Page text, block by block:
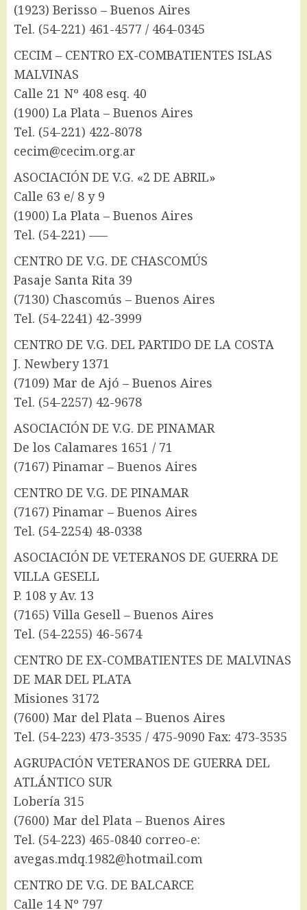
(1923) Berisso – Buenos Aires
Tel. (54-221) 461-4577 / 464-0345
CECIM – CENTRO EX-COMBATIENTES ISLAS
MALVINAS
Calle 21 Nº 408 esq. 40
(1900) La Plata – Buenos Aires
Tel. (54-221) 422-8078
cecim@cecim.org.ar
ASOCIACIÓN DE V.G. «2 DE ABRIL»
Calle 63 e/ 8 y 9
(1900) La Plata – Buenos Aires
Tel. (54-221) —–
CENTRO DE V.G. DE CHASCOMÚS
Pasaje Santa Rita 39
(7130) Chascomús – Buenos Aires
Tel. (54-2241) 42-3999
CENTRO DE V.G. DEL PARTIDO DE LA COSTA
J. Newbery 1371
(7109) Mar de Ajó – Buenos Aires
Tel. (54-2257) 42-9678
ASOCIACIÓN DE V.G. DE PINAMAR
De los Calamares 1651 / 71
(7167) Pinamar – Buenos Aires
CENTRO DE V.G. DE PINAMAR
(7167) Pinamar – Buenos Aires
Tel. (54-2254) 48-0338
ASOCIACIÓN DE VETERANOS DE GUERRA DE
VILLA GESELL
P. 108 y Av. 13
(7165) Villa Gesell – Buenos Aires
Tel. (54-2255) 46-5674
CENTRO DE EX-COMBATIENTES DE MALVINAS
DE MAR DEL PLATA
Misiones 3172
(7600) Mar del Plata – Buenos Aires
Tel. (54-223) 473-3535 / 475-9090 Fax: 473-3535
AGRUPACIÓN VETERANOS DE GUERRA DEL
ATLÁNTICO SUR
Lobería 315
(7600) Mar del Plata – Buenos Aires
Tel. (54-223) 465-0840 correo-e:
avegas.mdq.1982@hotmail.com
CENTRO DE V.G. DE BALCARCE
Calle 14 Nº 797